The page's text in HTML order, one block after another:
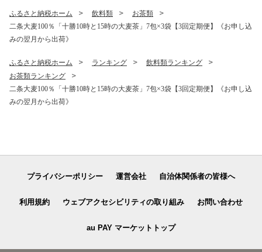
ふるさと納税ホーム 飲料類
お茶類
二条大麦100％「十勝10時と15時の大麦茶」7包×3袋【3回定期便】《お申し込
みの翌月から出荷》
ふるさと納税ホーム ランキング
飲料類ランキング
お茶類ランキング
二条大麦100％「十勝10時と15時の大麦茶」7包×3袋【3回定期便】《お申し込
みの翌月から出荷》
プライバシーポリシー 運営会社 自治体関係者の皆様へ
利用規約 ウェブアクセシビリティの取り組み お問い合わせ
au PAY マーケットトップ